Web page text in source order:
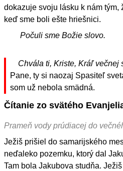
dokazuje svoju lásku k nám tým,
keď sme boli ešte hriešnici.
Počuli sme Božie slovo.
Chvála ti, Kriste, Kráľ večnej
Pane, ty si naozaj Spasiteľ
som už nebola smädná.
Čítanie zo svätého
Prameň vody prúdiacej do
Ježiš prišiel do samarijského
neďaleko pozemku, ktorý dal
Tam bola Jakubova studňa.